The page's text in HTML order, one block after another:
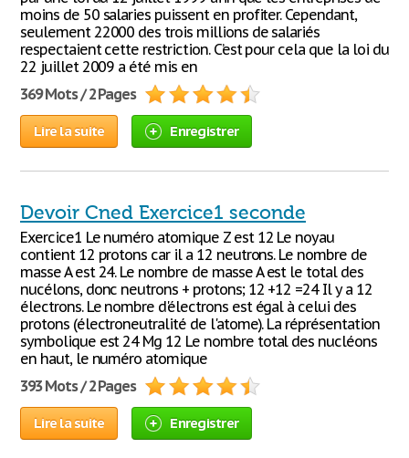
moins de 50 salaries puissent en profiter. Cependant,
seulement 22000 des trois millions de salariés
respectaient cette restriction. C’est pour cela que la loi du
22 juillet 2009 a été mis en
369 Mots / 2 Pages
Lire la suite Enregistrer
Devoir Cned Exercice1 seconde
Exercice1 Le numéro atomique Z est 12 Le noyau
contient 12 protons car il a 12 neutrons. Le nombre de
masse A est 24. Le nombre de masse A est le total des
nucélons, donc neutrons + protons; 12 +12 =24 Il y a 12
électrons. Le nombre d'électrons est égal à celui des
protons (électroneutralité de l'atome). La réprésentation
symbolique est 24 Mg 12 Le nombre total des nucléons
en haut, le numéro atomique
393 Mots / 2 Pages
Lire la suite Enregistrer